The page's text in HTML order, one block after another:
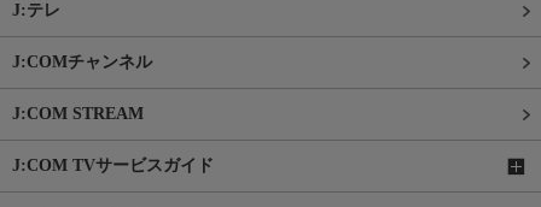
J:テレ
J:COMチャンネル
J:COM STREAM
J:COM TVサービスガイド